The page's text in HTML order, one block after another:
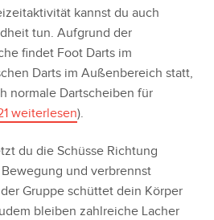
kannst du auch
tun. Aufgrund der
findet Foot Darts im
Darts im Außenbereich statt,
normale Dartscheiben für
weiterlesen).
du die Schüsse Richtung
und verbrennst
Gruppe schüttet dein Körper
bleiben zahlreiche Lacher